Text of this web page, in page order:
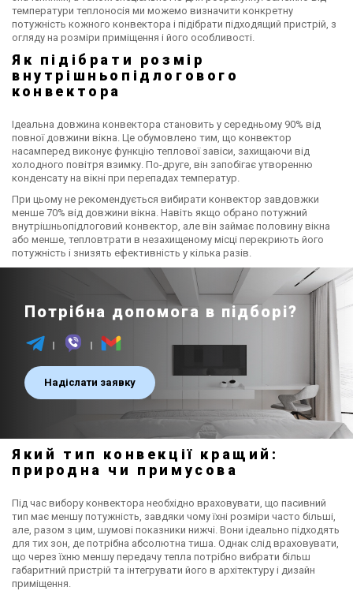
повітря-вода Olimpia
Splendid Sherpa S3
Aquadue
Ціна
384 669 грн
Купити
температури теплоносія ми можемо визначити конкретну
потужність кожного конвектора і підібрати підходящий пристрій, з
огляду на розміри приміщення і його особливості.
Як підібрати розмір
внутрішньопідлогового
конвектора
Ідеальна довжина конвектора становить у середньому 90% від
повної довжини вікна. Це обумовлено тим, що конвектор
насамперед виконує функцію теплової завіси, захищаючи від
холодного повітря взимку. По-друге, він запобігає утворенню
конденсату на вікні при перепадах температур.
При цьому не рекомендується вибирати конвектор завдовжки
менше 70% від довжини вікна. Навіть якщо обрано потужний
внутрішньопідлоговий конвектор, але він займає половину вікна
або менше, тепловтрати в незахищеному місці перекриють його
потужність і знизять ефективність у кілька разів.
Потрібна допомога в підборі?
Надіслати заявку
Який тип конвекції кращий:
природна чи примусова
Під час вибору конвектора необхідно враховувати, що пасивний
тип має меншу потужність, завдяки чому їхні розміри часто більші,
але, разом з цим, шумові показники нижчі. Вони ідеально підходять
для тих зон, де потрібна абсолютна тиша. Однак слід враховувати,
що через їхню меншу передачу тепла потрібно вибрати більш
габаритний пристрій та інтегрувати його в архітектуру і дизайн
приміщення.